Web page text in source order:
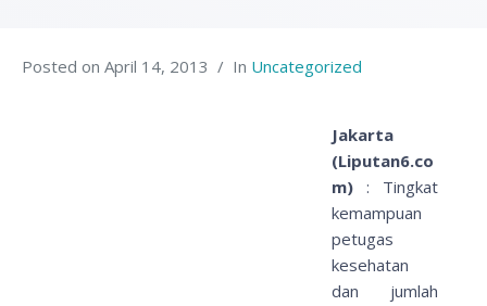
Posted on April 14, 2013 In Uncategorized
Jakarta
(Liputan6.co
m) : Tingkat
kemampuan
petugas
kesehatan
dan jumlah